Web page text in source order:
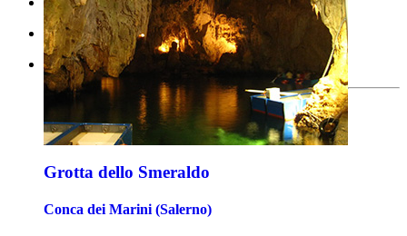
Grotta dello Smeraldo
Conca dei Marini (Salerno)